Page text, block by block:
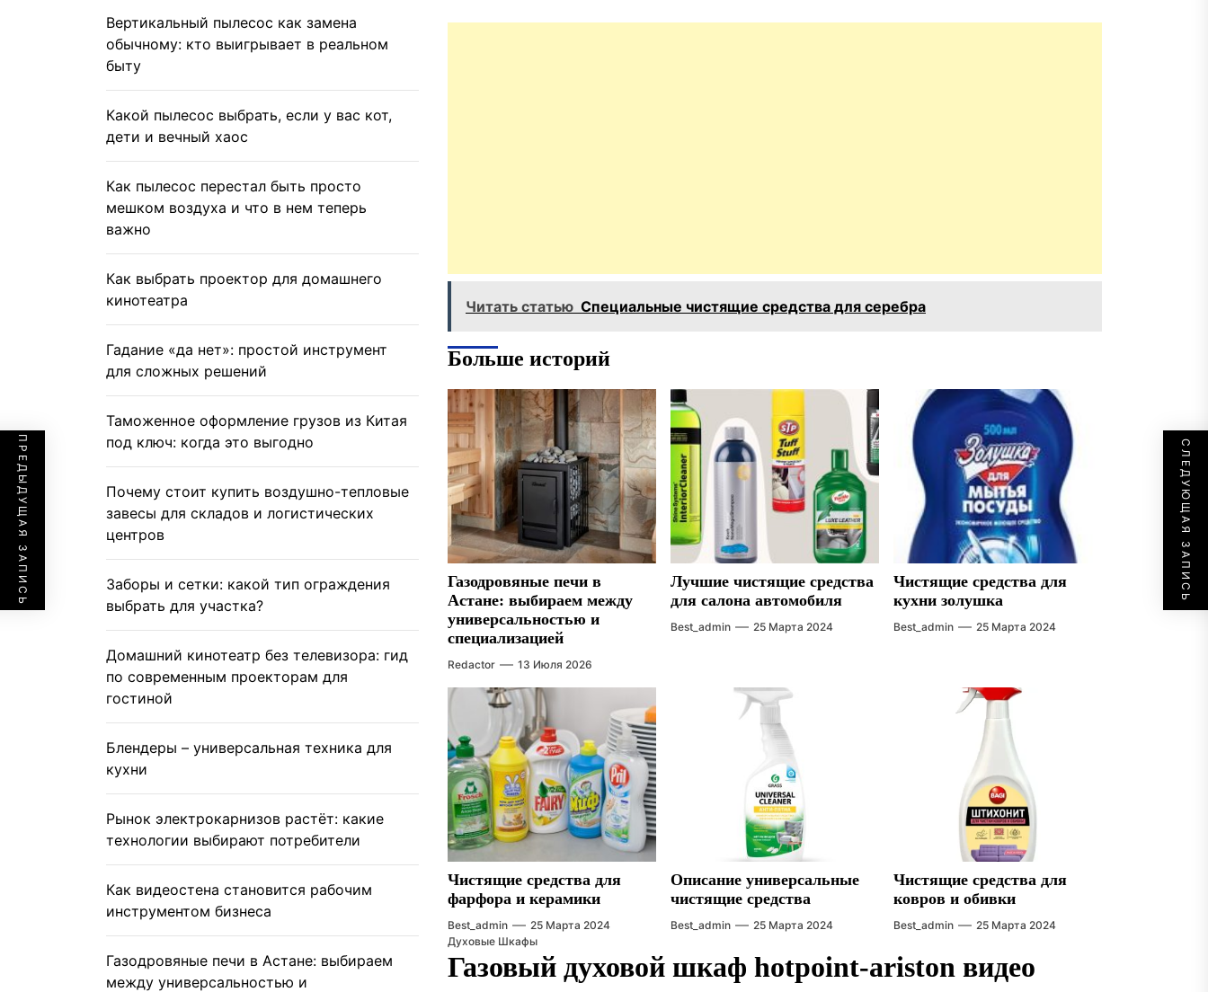
Читать статью Специальные чистящие средства для серебра
ПРЕДЫДУЩАЯ ЗАПИСЬ СЛЕДУЮЩАЯ ЗАПИСЬ
Больше историй
Газодровяные печи в
Астане: выбираем между
универсальностью и
специализацией
Redactor 13 Июля 2026
Лучшие чистящие средства
для салона автомобиля
Best_admin 25 Марта 2024
Чистящие средства для
кухни золушка
Best_admin 25 Марта 2024
Чистящие средства для
фарфора и керамики
Best_admin 25 Марта 2024
Описание универсальные
чистящие средства
Best_admin 25 Марта 2024
Чистящие средства для
ковров и обивки
Best_admin
25 Марта 2024
Духовые Шкафы
Газовый духовой шкаф hotpoint-ariston видео
Вертикальный пылесос как замена
обычному: кто выигрывает в реальном
быту
Какой пылесос выбрать, если у вас кот,
дети и вечный хаос
Как пылесос перестал быть просто
мешком воздуха и что в нем теперь
важно
Как выбрать проектор для домашнего
кинотеатра
Гадание «да нет»: простой инструмент
для сложных решений
Таможенное оформление грузов из Китая
под ключ: когда это выгодно
Почему стоит купить воздушно-тепловые
завесы для складов и логистических
центров
Заборы и сетки: какой тип ограждения
выбрать для участка?
Домашний кинотеатр без телевизора: гид
по современным проекторам для
гостиной
Блендеры – универсальная техника для
кухни
Рынок электрокарнизов растёт: какие
технологии выбирают потребители
Как видеостена становится рабочим
инструментом бизнеса
Газодровяные печи в Астане: выбираем
между универсальностью и